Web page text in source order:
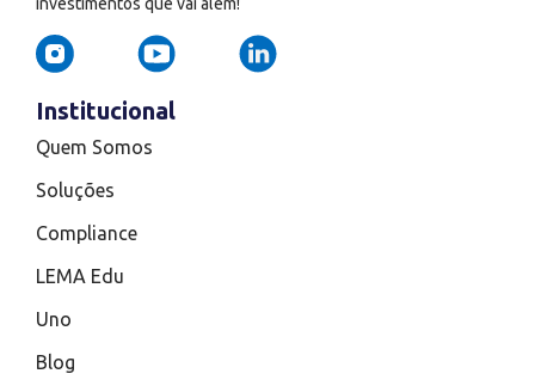
Institucional
Quem Somos
Soluções
Compliance
LEMA Edu
Uno
Blog